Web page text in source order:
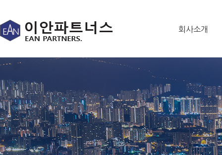
회사소개